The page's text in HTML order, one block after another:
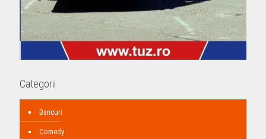
Categorii
Bancuri
Comedy